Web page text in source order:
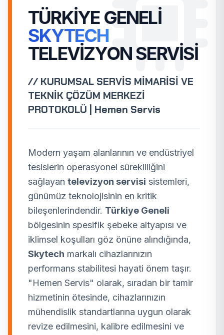
TÜRKIYE GENELI
SKYTECH
TELEVIZYON SERVISI
// KURUMSAL SERVİS MİMARİSİ VE
TEKNİK ÇÖZÜM MERKEZİ
PROTOKOLÜ | Hemen Servis
Modern yaşam alanlarının ve endüstriyel
tesislerin operasyonel sürekliliğini
sağlayan televizyon servisi sistemleri,
günümüz teknolojisinin en kritik
bileşenlerindendir. Türkiye Geneli
bölgesinin spesifik şebeke altyapısı ve
iklimsel koşulları göz önüne alındığında,
Skytech markalı cihazlarınızın
performans stabilitesi hayati önem taşır.
"Hemen Servis" olarak, sıradan bir tamir
hizmetinin ötesinde, cihazlarınızın
mühendislik standartlarına uygun olarak
revize edilmesini, kalibre edilmesini ve